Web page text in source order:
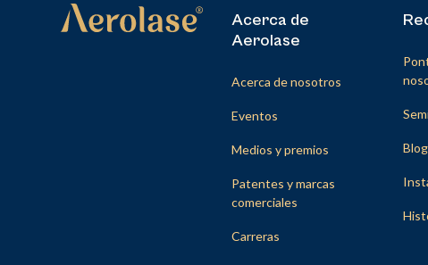
Acerca de
Aerolase
Acerca de nosotros
Eventos
Medios y premios
Patentes y marcas
comerciales
Carreras